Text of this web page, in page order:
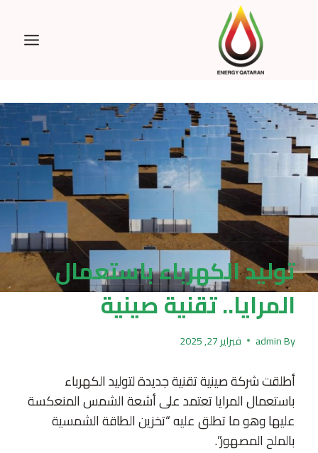
توليد الكهرباء باستعمال
المرايا.. تقنية صينية
By
admin فبراير 27, 2025
أطلقت شركة صينية تقنية جديدة لتوليد الكهرباء
باستعمال المرايا تعتمد على أشعة الشمس المنعكسة
عليها وهو ما تطلق عليه “تخزين الطاقة الشمسية
بالملح المصهور”.